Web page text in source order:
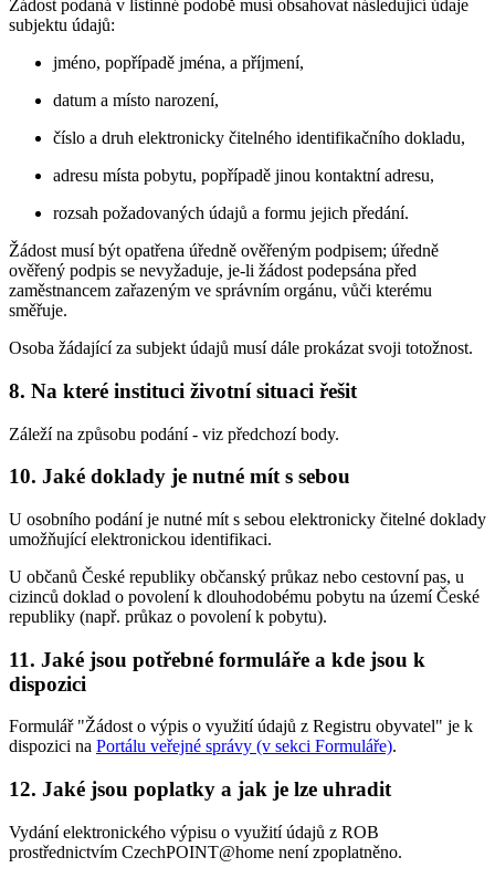
Žádost podaná v listinné podobě musí obsahovat následující údaje
subjektu údajů:
jméno, popřípadě jména, a příjmení,
datum a místo narození,
číslo a druh elektronicky čitelného identifikačního dokladu,
adresu místa pobytu, popřípadě jinou kontaktní adresu,
rozsah požadovaných údajů a formu jejich předání.
Žádost musí být opatřena úředně ověřeným podpisem; úředně
ověřený podpis se nevyžaduje, je-li žádost podepsána před
zaměstnancem zařazeným ve správním orgánu, vůči kterému
směřuje.
Osoba žádající za subjekt údajů musí dále prokázat svoji totožnost.
8. Na které instituci životní situaci řešit
Záleží na způsobu podání - viz předchozí body.
10. Jaké doklady je nutné mít s sebou
U osobního podání je nutné mít s sebou elektronicky čitelné doklady
umožňující elektronickou identifikaci.
U občanů České republiky občanský průkaz nebo cestovní pas, u
cizinců doklad o povolení k dlouhodobému pobytu na území České
republiky (např. průkaz o povolení k pobytu).
11. Jaké jsou potřebné formuláře a kde jsou k
dispozici
Formulář "Žádost o výpis o využití údajů z Registru obyvatel" je k
dispozici na Portálu veřejné správy (v sekci Formuláře).
12. Jaké jsou poplatky a jak je lze uhradit
Vydání elektronického výpisu o využití údajů z ROB
prostřednictvím CzechPOINT@home není zpoplatněno.